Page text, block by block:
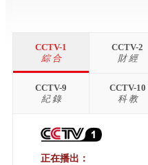
CCTV-1
綜 合
CCTV-2
財 經
CCTV-9
紀 錄
CCTV-10
科 教
正在播出：